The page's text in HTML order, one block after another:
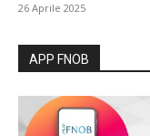
26 Aprile 2025
APP FNOB